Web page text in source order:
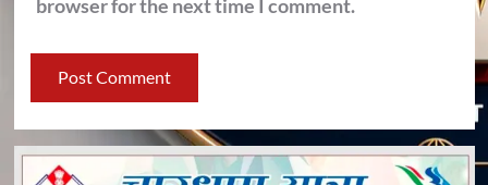
browser for the next time I comment.